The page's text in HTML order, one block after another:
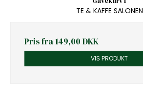
TE & KAFFE SALONEN
Pris fra 149,00 DKK
VIS PRODUKT